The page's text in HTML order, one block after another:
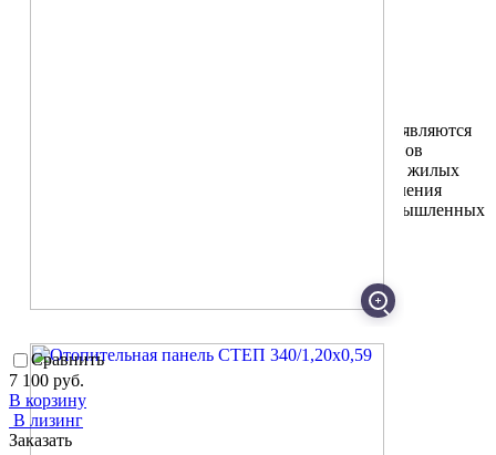
Электрические инфракрасные обогреватели СТЕП являются
популярным решением для обогрева различных типов
помещений. Их можно использовать для отопления жилых
помещений, квартир и отдельных комнат, для отопления
крытых веранд и террас, а также для обогрева промышленных
Max потребляемая мощность, кВт 0.34
Сравнить
7 100 руб.
В корзину
В лизинг
Заказать